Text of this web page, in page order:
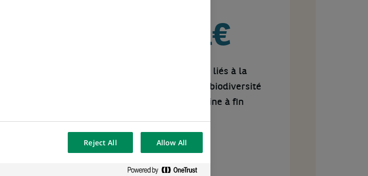
6 Md€
de financements liés à la
protection de la biodiversité
terrestre et marine à fin
Reject All Allow All